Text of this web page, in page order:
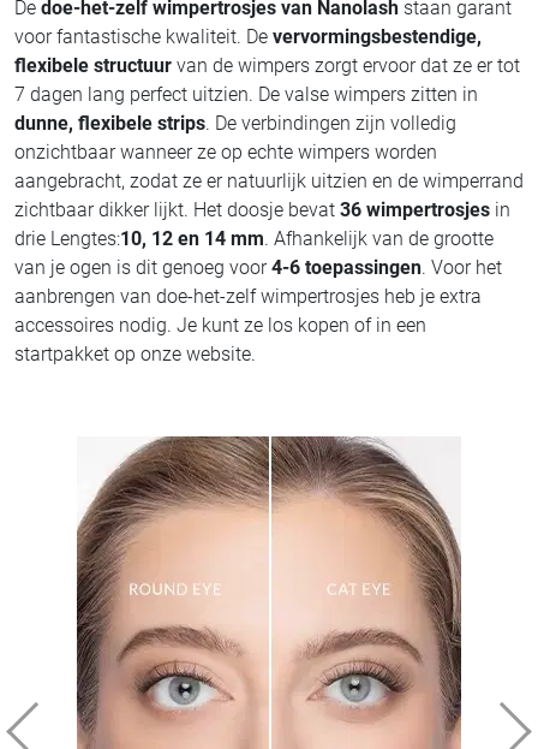
De doe-het-zelf wimpertrosjes van Nanolash staan garant
voor fantastische kwaliteit. De vervormingsbestendige,
flexibele structuur van de wimpers zorgt ervoor dat ze er tot
7 dagen lang perfect uitzien. De valse wimpers zitten in
dunne, flexibele strips. De verbindingen zijn volledig
onzichtbaar wanneer ze op echte wimpers worden
aangebracht, zodat ze er natuurlijk uitzien en de wimperrand
zichtbaar dikker lijkt. Het doosje bevat 36 wimpertrosjes in
drie Lengtes:10, 12 en 14 mm. Afhankelijk van de grootte
van je ogen is dit genoeg voor4-6 toepassingen. Voor het
aanbrengen van doe-het-zelf wimpertrosjes heb je extra
accessoires nodig. Je kunt ze los kopen of in een
startpakket op onze website.